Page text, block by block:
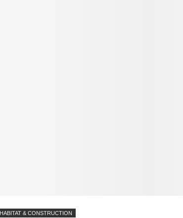
HABITAT & CONSTRUCTION